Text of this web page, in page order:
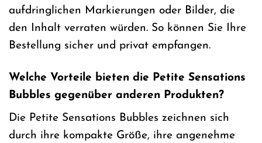
aufdringlichen Markierungen oder Bilder, die
den Inhalt verraten würden. So können Sie Ihre
Bestellung sicher und privat empfangen.
Welche Vorteile bieten die Petite Sensations
Bubbles gegenüber anderen Produkten?
Die Petite Sensations Bubbles zeichnen sich
durch ihre kompakte Größe, ihre angenehme